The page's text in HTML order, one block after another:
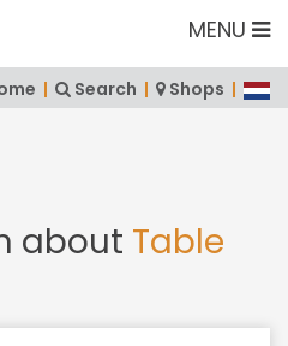
MENU
| Search | Shops |
about Table